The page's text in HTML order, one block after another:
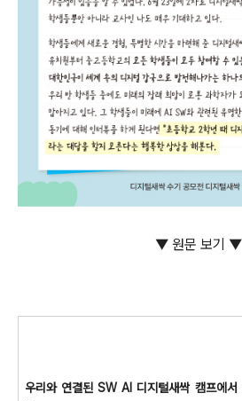
▼ 원문 보기 ▼
우리와 연결된 SW AI 디지털새싹 캠프에서